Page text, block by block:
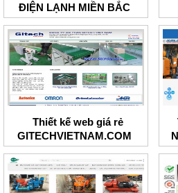
ĐIỆN LẠNH MIỀN BẮC
Thiết kế web giá rẻ
GITECHVIETNAM.COM